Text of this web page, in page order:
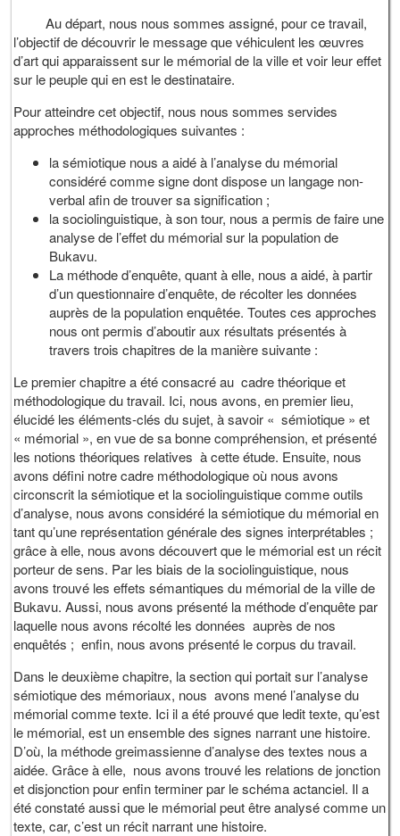
Au départ, nous nous sommes assigné, pour ce travail,
l’objectif de découvrir le message que véhiculent les œuvres
d’art qui apparaissent sur le mémorial de la ville et voir leur effet
sur le peuple qui en est le destinataire.
Pour atteindre cet objectif, nous nous sommes servides
approches méthodologiques suivantes :
la sémiotique nous a aidé à l’analyse du mémorial
considéré comme signe dont dispose un langage non-
verbal afin de trouver sa signification ;
la sociolinguistique, à son tour, nous a permis de faire une
analyse de l’effet du mémorial sur la population de
Bukavu.
La méthode d’enquête, quant à elle, nous a aidé, à partir
d’un questionnaire d’enquête, de récolter les données
auprès de la population enquêtée. Toutes ces approches
nous ont permis d’aboutir aux résultats présentés à
travers trois chapitres de la manière suivante :
Le premier chapitre a été consacré au cadre théorique et
méthodologique du travail. Ici, nous avons, en premier lieu,
élucidé les éléments-clés du sujet, à savoir « sémiotique » et
« mémorial », en vue de sa bonne compréhension, et présenté
les notions théoriques relatives à cette étude. Ensuite, nous
avons défini notre cadre méthodologique où nous avons
circonscrit la sémiotique et la sociolinguistique comme outils
d’analyse, nous avons considéré la sémiotique du mémorial en
tant qu’une représentation générale des signes interprétables ;
grâce à elle, nous avons découvert que le mémorial est un récit
porteur de sens. Par les biais de la sociolinguistique, nous
avons trouvé les effets sémantiques du mémorial de la ville de
Bukavu. Aussi, nous avons présenté la méthode d’enquête par
laquelle nous avons récolté les données auprès de nos
enquêtés ; enfin, nous avons présenté le corpus du travail.
Dans le deuxième chapitre, la section qui portait sur l’analyse
sémiotique des mémoriaux, nous avons mené l’analyse du
mémorial comme texte. Ici il a été prouvé que ledit texte, qu’est
le mémorial, est un ensemble des signes narrant une histoire.
D’où, la méthode greimassienne d’analyse des textes nous a
aidée. Grâce à elle, nous avons trouvé les relations de jonction
et disjonction pour enfin terminer par le schéma actanciel. Il a
été constaté aussi que le mémorial peut être analysé comme un
texte, car, c’est un récit narrant une histoire.